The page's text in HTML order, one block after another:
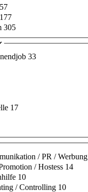
57
177
305
33
17
/ PR / Werbung
/ Hostess 14
10
/ Controlling 10